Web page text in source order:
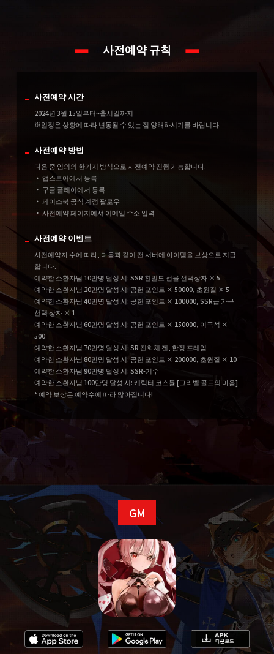
사전예약 규칙
사전예약 시간
2024년 3월 15일부터~출시일까지
※일정은 상황에 따라 변동될 수 있는 점 양해하시기를 바랍니다.
사전예약 방법
다음 중 임의의 한가지 방식으로 사전예약 진행 가능합니다.
‧ 앱스토어에서 등록
‧ 구글 플레이에서 등록
‧ 페이스북 공식 계정 팔로우
‧ 사전예약 페이지에서 이메일 주소 입력
사전예약 이벤트
사전예약자 수에 따라, 다음과 같이 전 서버에 아이템을 보상으로 지급
합니다.
예약한 소환자님 10만명 달성 시: SSR 친밀도 선물 선택상자 × 5
예약한 소환자님 20만명 달성 시: 공헌 포인트 × 50000, 초원질 × 5
예약한 소환자님 40만명 달성 시: 공헌 포인트 × 100000, SSR급 가구
선택 상자 × 1
예약한 소환자님 60만명 달성 시: 공헌 포인트 × 150000, 이극석 ×
500
예약한 소환자님 70만명 달성 시: SR 진화체 젠, 한정 프레임
예약한 소환자님 80만명 달성 시: 공헌 포인트 × 200000, 초원질 × 10
예약한 소환자님 90만명 달성 시: SSR-기수
예약한 소환자님 100만명 달성 시: 캐릭터 코스튬 [그라벨 골드의 마음]
* 예약 보상은 예약수에 따라 많아집니다!
※주의 사항
‧ 상기 방식을 통해 사전예약 시, 본 규칙에 동의한 것으로 간주합니다.
‧ 본 사전예약 이벤트의 보상은 게임이 정식 출시된 후 지급되며 1인당
이메일 주소 입력 시 유의 사항
입력한 이메일 주소가 정확한지 확인 부탁드립니다.
스팸 메일이 차단되어 있는 경우, 해당 주소 (echocalypse.kr@yoozoo.com）
발신 이메일의 수신을 허용 부탁드립니다.
GM